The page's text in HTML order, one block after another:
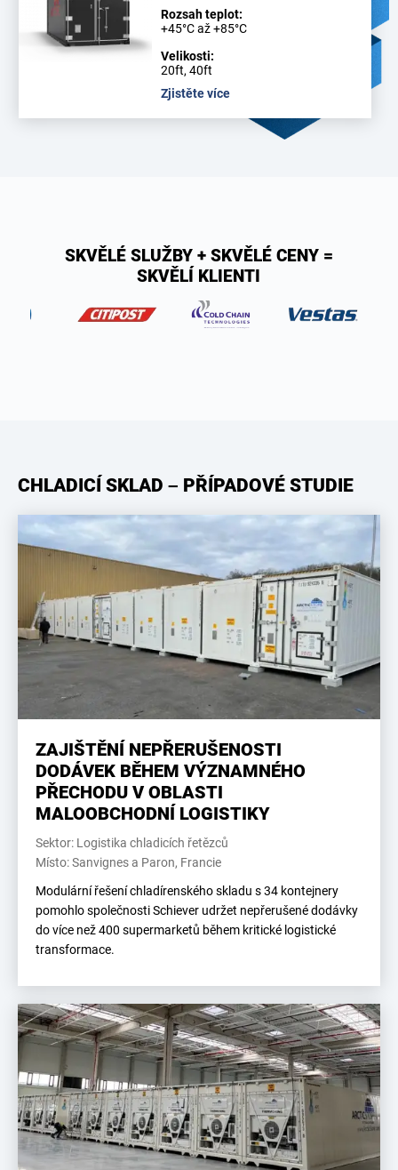
Rozsah teplot:
+45°C až +85°C
Velikosti:
20ft, 40ft
Zjistěte více
SKVĚLÉ SLUŽBY + SKVĚLÉ CENY =
SKVĚLÍ KLIENTI
CHLADICÍ SKLAD – PŘÍPADOVÉ STUDIE
ZAJIŠTĚNÍ NEPŘERUŠENOSTI
DODÁVEK BĚHEM VÝZNAMNÉHO
PŘECHODU V OBLASTI
MALOOBCHODNÍ LOGISTIKY
Sektor: Logistika chladicích řetězců
Místo: Sanvignes a Paron, Francie
Modulární řešení chladírenského skladu s 34 kontejnery
pomohlo společnosti Schiever udržet nepřerušené dodávky
do více než 400 supermarketů během kritické logistické
transformace.